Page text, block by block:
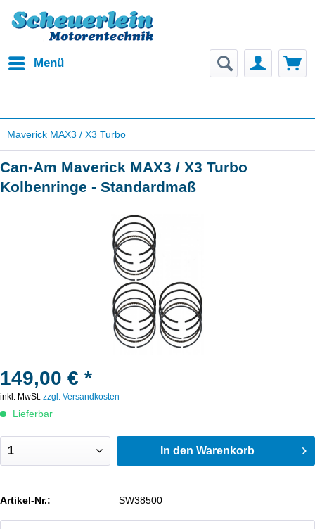
Menü
Maverick MAX3 / X3 Turbo
Can-Am Maverick MAX3 / X3 Turbo
Kolbenringe - Standardmaß
149,00 € *
inkl. MwSt. zzgl. Versandkosten
Lieferbar
In den Warenkorb
Artikel-Nr.: SW38500